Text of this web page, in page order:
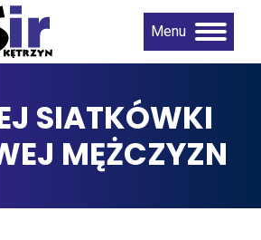
Menu
SIATKÓWKI
MĘŻCZYZN